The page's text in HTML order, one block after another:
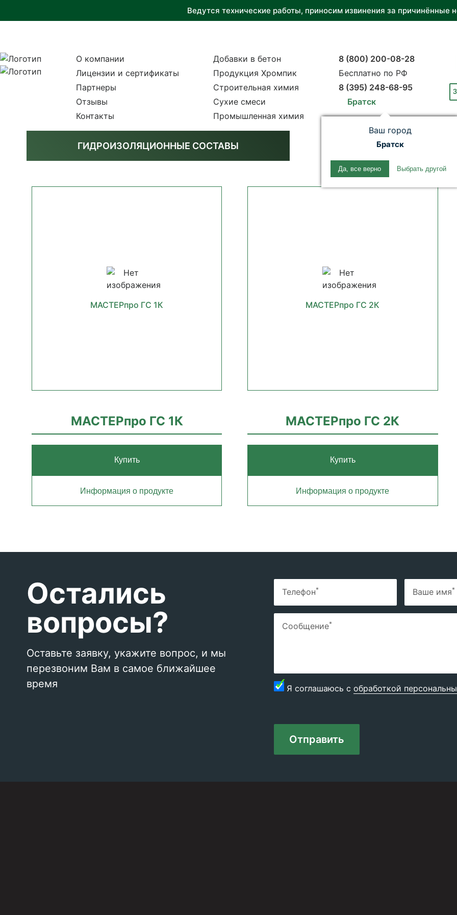
Ведутся технические работы, приносим извинения за причинённые
О компании
Лицензии и сертификаты
Партнеры
Отзывы
Контакты
Добавки в бетон
Продукция Хромпик
Строительная химия
Сухие смеси
Промышленная химия
8 (800) 200-08-28
Бесплатно по РФ
8 (395) 248-68-95
Братск
Ваш город
Братск
Да, все верно Выбрать другой
ГИДРОИЗОЛЯЦИОННЫЕ СОСТАВЫ
МАСТЕРпро ГС 1К
МАСТЕРпро ГС 1К
Купить
Информация о продукте
МАСТЕРпро ГС 2К
МАСТЕРпро ГС 2К
Купить
Информация о продукте
Остались
вопросы?
Оставьте заявку, укажите вопрос, и мы
перезвоним Вам в самое ближайшее
время
Телефон* Ваше имя*
Сообщение*
Я соглашаюсь с обработкой
Отправить